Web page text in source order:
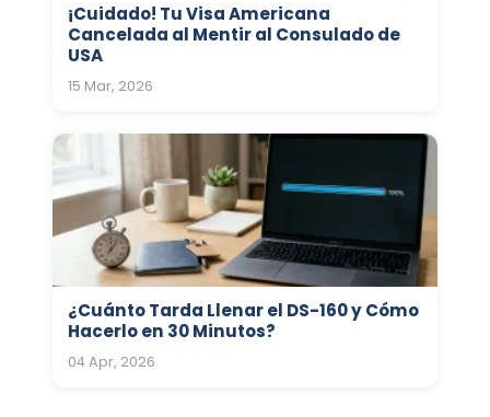
¡Cuidado! Tu Visa Americana
Cancelada al Mentir al Consulado de
USA
15 Mar, 2026
¿Cuánto Tarda Llenar el DS-160 y Cómo
Hacerlo en 30 Minutos?
04 Apr, 2026